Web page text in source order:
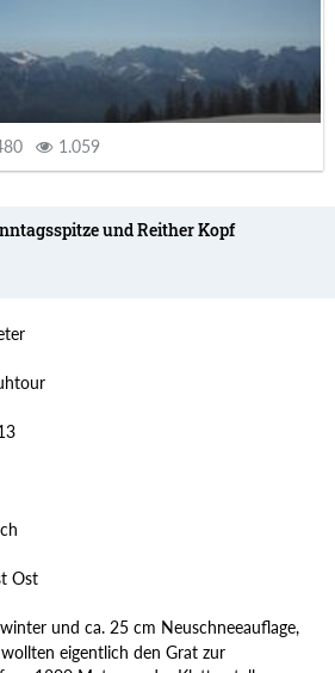
1.059
und Reither Kopf
Ost
und ca. 25 cm Neuschneeauflage,
eigentlich den Grat zur